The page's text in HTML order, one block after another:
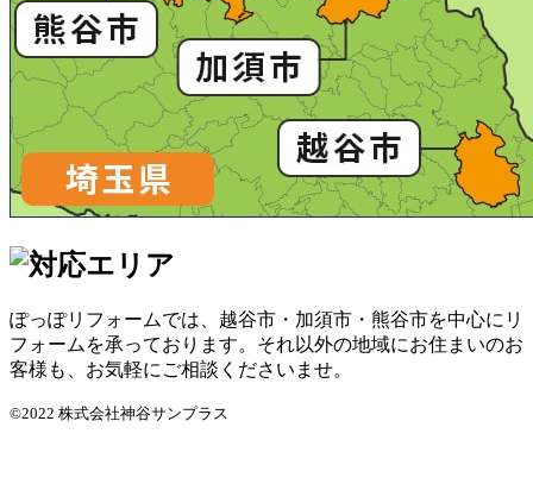
ぽっぽリフォームでは、越谷市・加須市・熊谷市を中心にリ
フォームを承っております。それ以外の地域にお住まいのお
客様も、お気軽にご相談くださいませ。
©2022 株式会社神谷サンプラス